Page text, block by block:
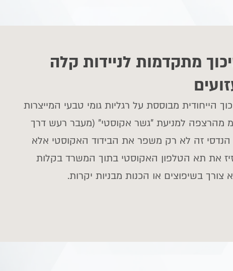
מתקדמות לניידות קלה
הייחודית מבוססת על רגליות גומי טבעי המייצרות
מהרצפה למניעת "גשר אקוסטי" (מעבר רעש דרך
הנדסי זה לא רק משפר את הבידוד האקוסטי אלא
את תא הטלפון האקוסטי בתוך המשרד בקלות
צורך בשיפוצים או הכנות מבניות יקרות.